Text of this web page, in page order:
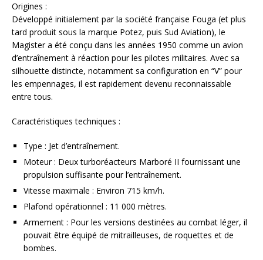
Origines :
Développé initialement par la société française Fouga (et plus
tard produit sous la marque Potez, puis Sud Aviation), le
Magister a été conçu dans les années 1950 comme un avion
d’entraînement à réaction pour les pilotes militaires. Avec sa
silhouette distincte, notamment sa configuration en “V” pour
les empennages, il est rapidement devenu reconnaissable
entre tous.
Caractéristiques techniques :
Type : Jet d’entraînement.
Moteur : Deux turboréacteurs Marboré II fournissant une
propulsion suffisante pour l’entraînement.
Vitesse maximale : Environ 715 km/h.
Plafond opérationnel : 11 000 mètres.
Armement : Pour les versions destinées au combat léger, il
pouvait être équipé de mitrailleuses, de roquettes et de
bombes.